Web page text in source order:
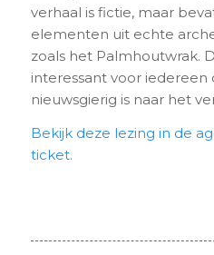
verhaal is fictie, maar
elementen uit echte
zoals het Palmhoutwrak.
interessant voor iedereen
nieuwsgierig is naar het
Bekijk deze lezing in de
ticket.